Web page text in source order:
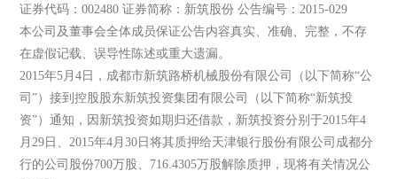
证券代码：002480 证券简称：新筑股份 公告编号：2015-029
本公司及董事会全体成员保证公告内容真实、准确、完整，不存
在虚假记载、误导性陈述或重大遗漏。
2015年5月4日，成都市新筑路桥机械股份有限公司（以下简称“公
司”）接到控股股东新筑投资集团有限公司（以下简称“新筑投
资”）通知，因新筑投资如期归还借款，新筑投资分别于2015年4
月29日、2015年4月30日将其质押给天津银行股份有限公司成都分
行的公司股份700万股、716.4305万股解除质押，现将有关情况公